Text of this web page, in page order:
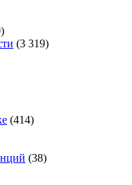
(3 319)
(414)
(38)